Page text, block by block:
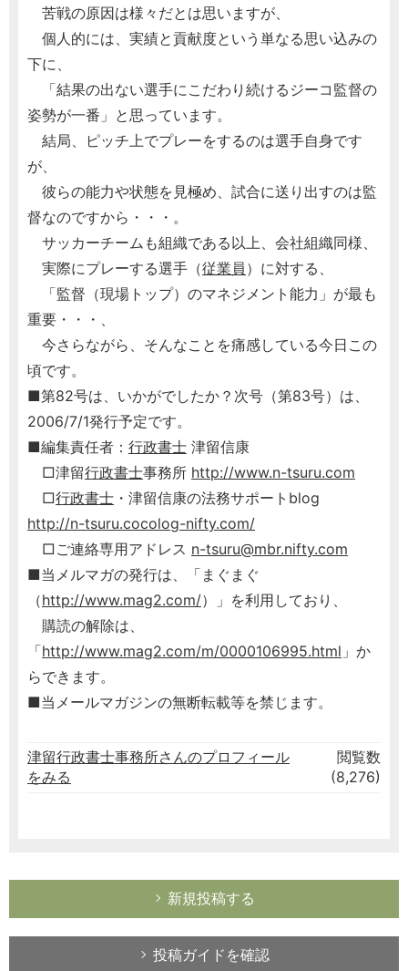
苦戦の原因は様々だとは思いますが、
個人的には、実績と貢献度という単なる思い込みの
下に、
「結果の出ない選手にこだわり続けるジーコ監督の
姿勢が一番」と思っています。
結局、ピッチ上でプレーをするのは選手自身です
が、
彼らの能力や状態を見極め、試合に送り出すのは監
督なのですから・・・。
サッカーチームも組織である以上、会社組織同様、
実際にプレーする選手（従業員 ）に対する、
「監督（現場トップ）のマネジメント能力」が最も
重要・・・、
今さらながら、そんなことを痛感している今日この
頃です。
■第82号は、いかがでしたか？次号（第83号）は、
2006/7/1発行予定です。
■編集責任者： 行政書士 津留信康
□津留行政書士事務所 http://www.n-tsuru.com
□行政書士 ・津留信康の法務サポートblog
http://n-tsuru.cocolog-nifty.com/
□ご連絡専用アドレス n-tsuru@mbr.nifty.com
■当メルマガの発行は、「まぐまぐ
（http://www.mag2.com/）」を利用しており、
購読の解除は、
「http://www.mag2.com/m/0000106995.html 」か
らできます。
■当メールマガジンの無断転載等を禁じます。
津留行政書士事務所さんのプロフィール
をみる
閲覧数
(8,276)
新規投稿する
投稿ガイドを確認